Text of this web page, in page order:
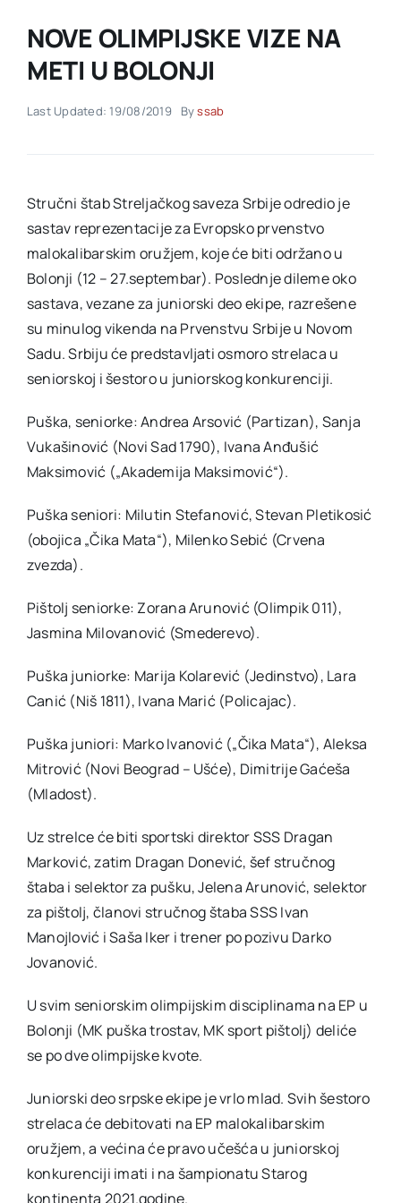
Akti SSAB
Kontakt
NOVE OLIMPIJSKE VIZE NA
METI U BOLONJI
Last Updated: 19/08/2019 Byssab
Stručni štab Streljačkog saveza Srbije odredio je
sastav reprezentacije za Evropsko prvenstvo
malokalibarskim oružjem, koje će biti održano u
Bolonji (12 – 27.septembar). Poslednje dileme oko
sastava, vezane za juniorski deo ekipe, razrešene
su minulog vikenda na Prvenstvu Srbije u Novom
Sadu. Srbiju će predstavljati osmoro strelaca u
seniorskoj i šestoro u juniorskog konkurenciji.
Puška, seniorke: Andrea Arsović (Partizan), Sanja
Vukašinović (Novi Sad 1790), Ivana Anđušić
Maksimović („Akademija Maksimović“).
Puška seniori: Milutin Stefanović, Stevan Pletikosić
(obojica „Čika Mata“), Milenko Sebić (Crvena
zvezda).
Pištolj seniorke: Zorana Arunović (Olimpik 011),
Jasmina Milovanović (Smederevo).
Puška juniorke: Marija Kolarević (Jedinstvo), Lara
Canić (Niš 1811), Ivana Marić (Policajac).
Puška juniori: Marko Ivanović („Čika Mata“), Aleksa
Mitrović (Novi Beograd – Ušće), Dimitrije Gaćeša
(Mladost).
Uz strelce će biti sportski direktor SSS Dragan
Marković, zatim Dragan Donević, šef stručnog
štaba i selektor za pušku, Jelena Arunović, selektor
za pištolj, članovi stručnog štaba SSS Ivan
Manojlović i Saša Iker i trener po pozivu Darko
Jovanović.
U svim seniorskim olimpijskim disciplinama na EP u
Bolonji (MK puška trostav, MK sport pištolj) deliće
se po dve olimpijske kvote.
Juniorski deo srpske ekipe je vrlo mlad. Svih šestoro
strelaca će debitovati na EP malokalibarskim
oružjem, a većina će pravo učešća u juniorskoj
konkurenciji imati i na šampionatu Starog
kontinenta 2021.godine.